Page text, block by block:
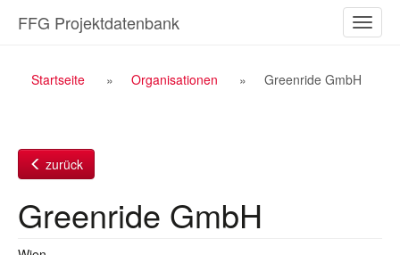
Inhalt
ein-/
FFG Projektdatenbank
Breadcrumb
Startseite Organisationen Greenride GmbH
zurück
Greenride GmbH